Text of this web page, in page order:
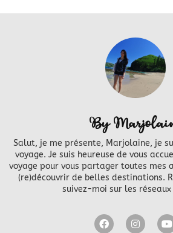
By
Salut, je me présente, Marjolaine, je
voyage. Je suis heureuse de vous
voyage pour vous partager toutes mes
(re)découvrir de belles destinations.
suivez-moi sur les réseaux